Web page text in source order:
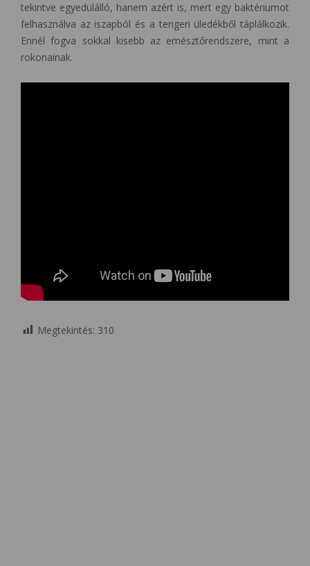
tekintve egyedülálló, hanem azért is, mert egy baktériumot
felhasználva az iszapból és a tengeri üledékből táplálkozik.
Ennél fogva sokkal kisebb az emésztőrendszere, mint a
rokonainak.
Megtekintés: 310